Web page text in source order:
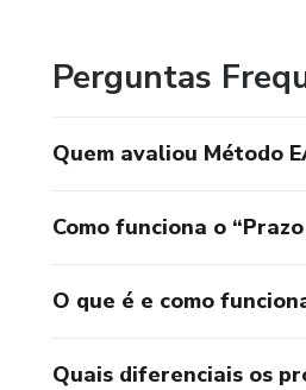
Perguntas
Quem avaliou Método
Como funciona o
O que é e como
Quais diferenciais os